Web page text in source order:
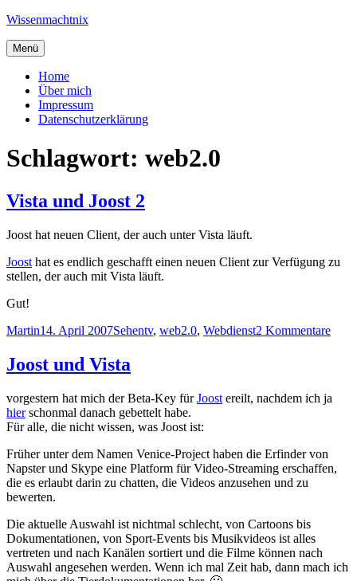
Zum
springen
Wissenmachtnix
Menü
Home
Über mich
Impressum
Datenschutzerklärung
Schlagwort: web2.0
Vista und Joost 2
Joost hat neuen Client, der auch unter Vista läuft.
Joost hat es endlich geschafft einen neuen Client zur Verfügung zu
stellen, der auch mit Vista läuft.
Gut!
Autor
MartinVeröffentlicht
14. April 2007Kategorien
SehenSchlagwörter
tv, web2.0, Webdienst2 Kommentarezu
Joost und Vista
vorgestern hat mich der Beta-Key fürJoost ereilt, nachdem ich ja
hierschonmal danach gebettelt habe.
Für alle, die nicht wissen, was Joost ist:
Früher unter dem Namen Venice-Project haben die Erfinder von
Napster und Skype eine Platform für Video-Streaming erschaffen,
die es erlaubt darin zu chatten, die Videos anzusehen und zu
bewerten.
Die aktuelle Auswahl ist nichtmal schlecht, von Cartoons bis
Dokumentationen, von Sport-Events bis Musikvideos ist alles
vertreten und nach Kanälen sortiert und die Filme können nach
Auswahl angesehen werden. Wenn ich mal Zeit hab, dann mach ich